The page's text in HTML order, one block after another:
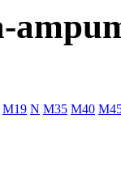
M19 N M35 M40